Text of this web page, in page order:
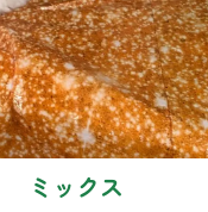
ミックス